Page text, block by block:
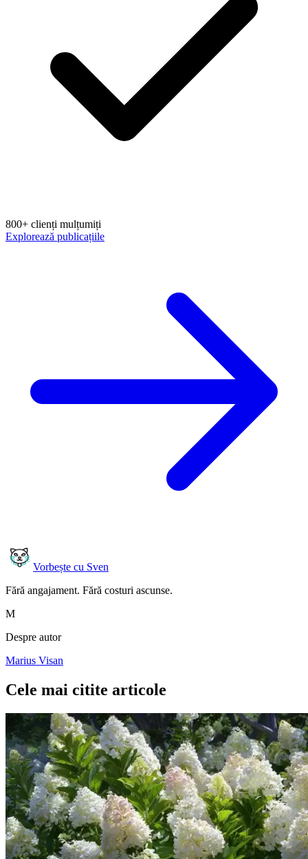
800+ clienți mulțumiți
Explorează publicațiile
Vorbește cu Sven
Fără angajament. Fără costuri ascunse.
M
Despre autor
Marius Visan
Cele mai citite articole